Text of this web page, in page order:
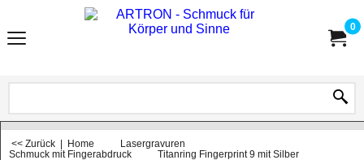
0
<< Zurück | Home
Lasergravuren
Schmuck mit Fingerabdruck
Titanring Fingerprint 9 mit Silber